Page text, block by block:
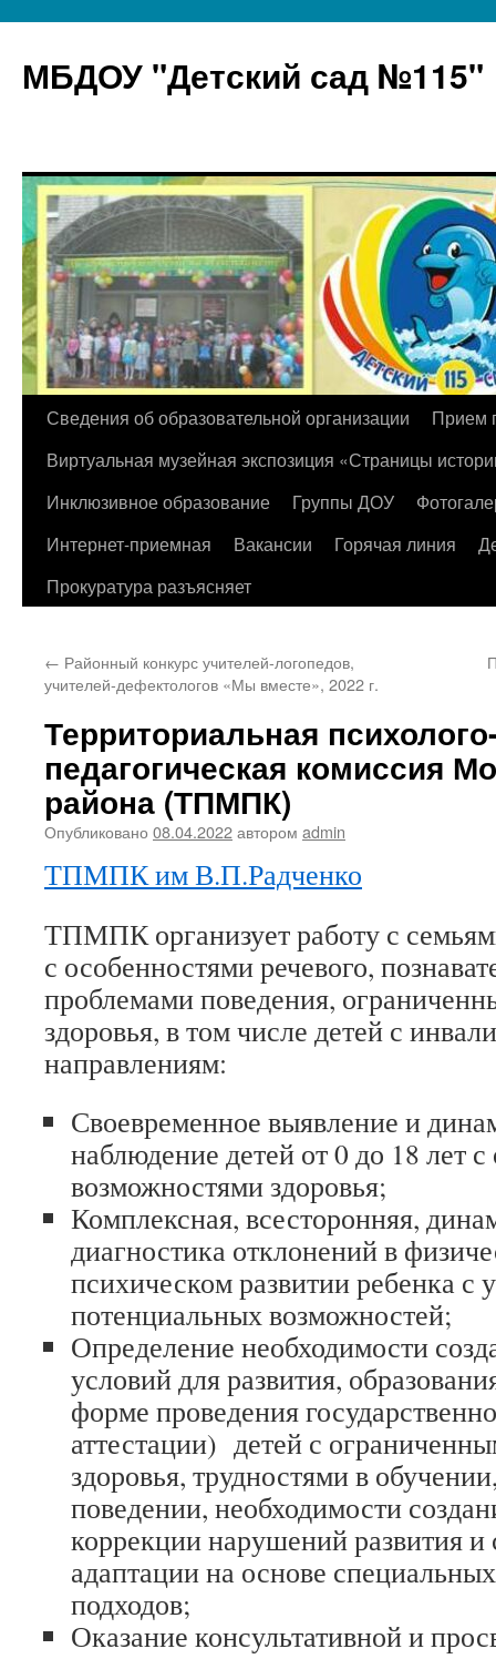
МБДОУ "Детский сад №115"
Перейти
содержимому
Сведения об образовательной организации
Прием
Виртуальная музейная экспозиция «Страницы
Инклюзивное образование
Группы ДОУ
Интернет-приемная
Вакансии Горячая линия
Прокуратура разъясняет
← Районный конкурс учителей-логопедов,
учителей-дефектологов «Мы вместе», 2022 г.
Территориальная
педагогическая комиссия
района (ТПМПК)
Опубликовано 08.04.2022автором admin
ТПМПК им В.П.Радченко
ТПМПК организует работу с
с особенностями речевого,
проблемами поведения,
здоровья, в том числе детей с
направлениям:
Своевременное выявление и
наблюдение детей от 0 до 18 лет
возможностями здоровья;
Комплексная, всесторонняя,
диагностика отклонений в
психическом развитии ребенка с
потенциальных возможностей;
Определение необходимости
условий для развития,
форме проведения
аттестации) детей с
здоровья, трудностями в
поведении, необходимости
коррекции нарушений развития и
адаптации на основе
подходов;
Оказание консультативной и